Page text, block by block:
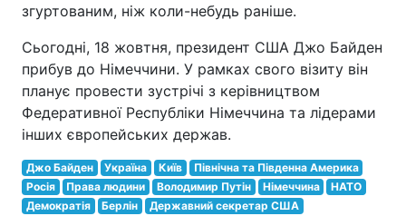
згуртованим, ніж коли-небудь раніше.
Сьогодні, 18 жовтня, президент США Джо Байден
прибув до Німеччини. У рамках свого візиту він
планує провести зустрічі з керівництвом
Федеративної Республіки Німеччина та лідерами
інших європейських держав.
Джо Байден Україна Київ
Північна та Південна Америка
Росія
Права людини Володимир Путін Німеччина
НАТО
Демократія
Берлін
Державний секретар США